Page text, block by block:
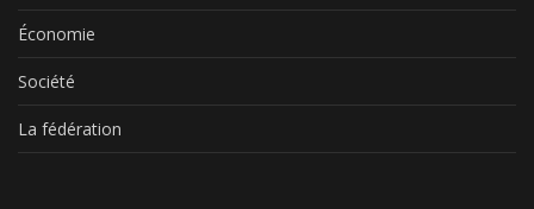
Économie
Société
La fédération